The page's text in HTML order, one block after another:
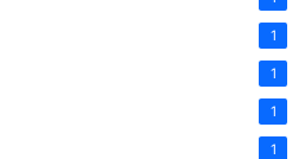
1
1
1
1